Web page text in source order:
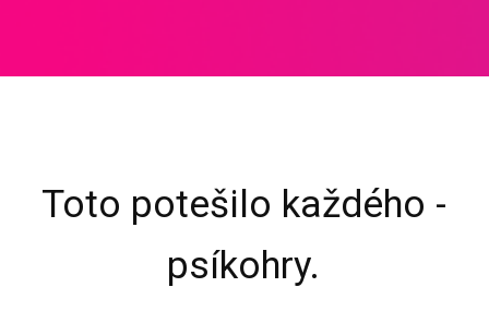
Toto potešilo každého -
psíkohry.